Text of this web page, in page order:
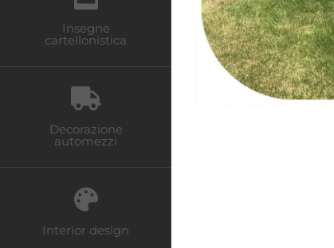
Insegne
cartellonistica
Decorazione
automezzi
Interior design